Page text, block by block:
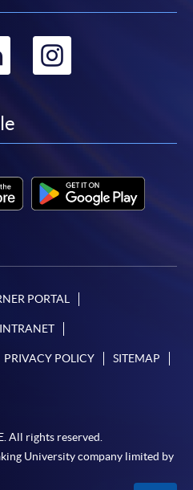
Go
linkedin
Go
PORTAL
PRIVACY POLICY SITEMAP
All rights reserved.
University company limited by